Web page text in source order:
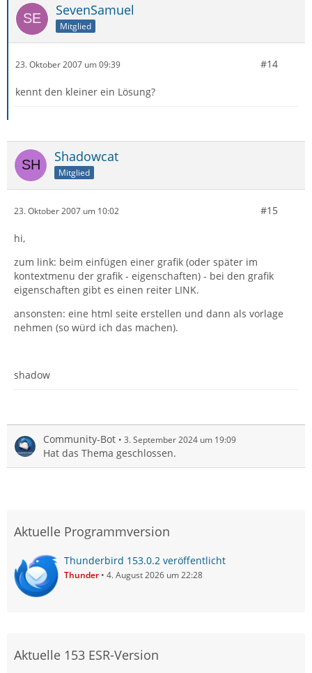
SevenSamuel
Mitglied
23. Oktober 2007 um 09:39 #14
kennt den kleiner ein Lösung?
Shadowcat
Mitglied
23. Oktober 2007 um 10:02 #15
hi,
zum link: beim einfügen einer grafik (oder später im
kontextmenu der grafik - eigenschaften) - bei den grafik
eigenschaften gibt es einen reiter LINK.
ansonsten: eine html seite erstellen und dann als vorlage
nehmen (so würd ich das machen).
shadow
Community-Bot 3. September 2024 um 19:09
Hat das Thema geschlossen.
Aktuelle Programmversion
Thunderbird 153.0.2 veröffentlicht
Thunder 4. August 2026 um 22:28
Aktuelle 153 ESR-Version